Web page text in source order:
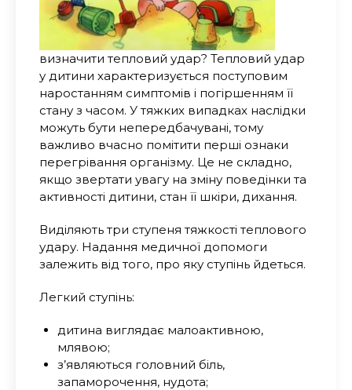
визначити тепловий удар? Тепловий удар
у дитини характеризується поступовим
наростанням симптомів і погіршенням її
стану з часом. У тяжких випадках наслідки
можуть бути непередбачувані, тому
важливо вчасно помітити перші ознаки
перегрівання організму. Це не складно,
якщо звертати увагу на зміну поведінки та
активності дитини, стан її шкіри, дихання.
Виділяють три ступеня тяжкості теплового
удару. Надання медичної допомоги
залежить від того, про яку ступінь йдеться.
Легкий ступінь:
дитина виглядає малоактивною,
млявою;
з’являються головний біль,
запаморочення, нудота;